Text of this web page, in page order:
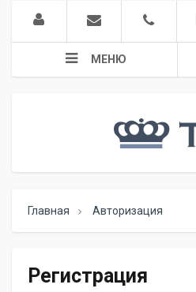
МЕНЮ
Главная Авторизация
Регистрация